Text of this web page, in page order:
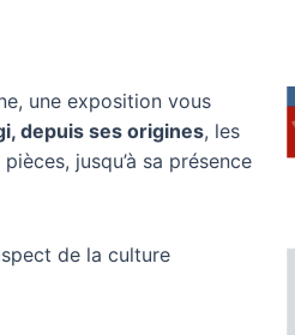
une exposition vous
depuis ses origines, les
jusqu’à sa présence
de la culture